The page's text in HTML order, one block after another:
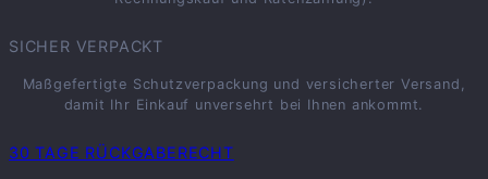
SICHER VERPACKT
Maßgefertigte Schutzverpackung und versicherter Versand,
damit Ihr Einkauf unversehrt bei Ihnen ankommt.
30 TAGE RÜCKGABERECHT